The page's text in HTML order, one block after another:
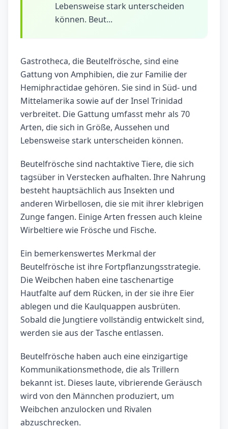
Lebensweise stark unterscheiden
können. Beut...
Gastrotheca, die Beutelfrösche, sind eine
Gattung von Amphibien, die zur Familie der
Hemiphractidae gehören. Sie sind in Süd- und
Mittelamerika sowie auf der Insel Trinidad
verbreitet. Die Gattung umfasst mehr als 70
Arten, die sich in Größe, Aussehen und
Lebensweise stark unterscheiden können.
Beutelfrösche sind nachtaktive Tiere, die sich
tagsüber in Verstecken aufhalten. Ihre Nahrung
besteht hauptsächlich aus Insekten und
anderen Wirbellosen, die sie mit ihrer klebrigen
Zunge fangen. Einige Arten fressen auch kleine
Wirbeltiere wie Frösche und Fische.
Ein bemerkenswertes Merkmal der
Beutelfrösche ist ihre Fortpflanzungsstrategie.
Die Weibchen haben eine taschenartige
Hautfalte auf dem Rücken, in der sie ihre Eier
ablegen und die Kaulquappen ausbrüten.
Sobald die Jungtiere vollständig entwickelt sind,
werden sie aus der Tasche entlassen.
Beutelfrösche haben auch eine einzigartige
Kommunikationsmethode, die als Trillern
bekannt ist. Dieses laute, vibrierende Geräusch
wird von den Männchen produziert, um
Weibchen anzulocken und Rivalen
abzuschrecken.